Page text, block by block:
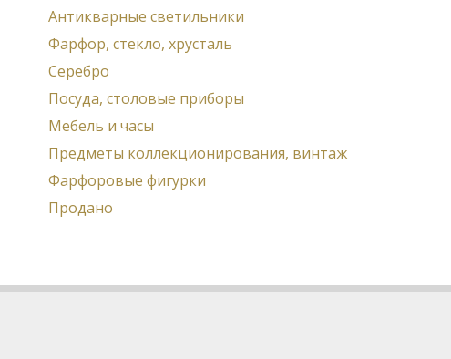
Антикварные светильники
Фарфор, стекло, хрусталь
Серебро
Посуда, столовые приборы
Мебель и часы
Предметы коллекционирования, винтаж
Фарфоровые фигурки
Продано